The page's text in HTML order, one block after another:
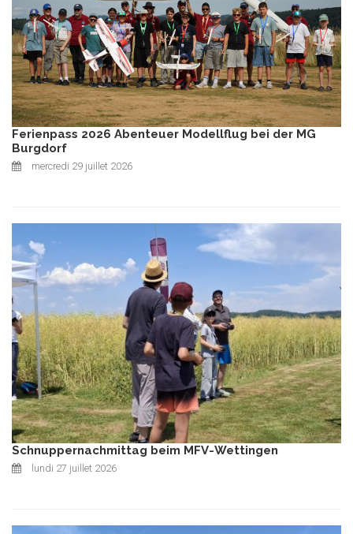
Ferienpass 2026 Abenteuer Modellflug bei der MG
Burgdorf
mercredi 29 juillet 2026
Schnuppernachmittag beim MFV-Wettingen
lundi 27 juillet 2026